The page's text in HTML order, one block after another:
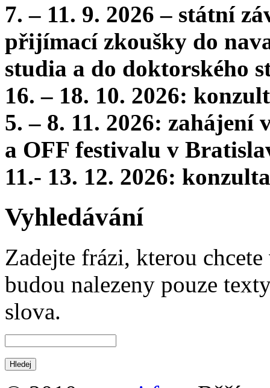
7. – 11. 9. 2026 – státní
přijímací zkoušky do
studia a do doktorského
16. – 18. 10. 2026:
5. – 8. 11. 2026:
a OFF festivalu v
11.- 13. 12. 2026:
Vyhledávání
Zadejte frázi, kterou
budou nalezeny pouze
slova.